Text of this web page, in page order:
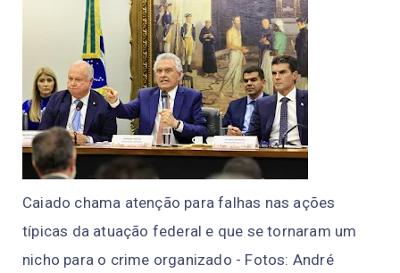
Caiado chama atenção para falhas nas ações
típicas da atuação federal e que se tornaram um
nicho para o crime organizado - Fotos: André